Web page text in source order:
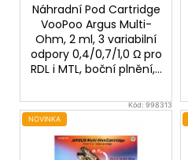
Náhradní Pod Cartridge
VooPoo Argus Multi-
Ohm, 2 ml, 3 variabilní
odpory 0,4/0,7/1,0 Ω pro
RDL i MTL, boční plnění,...
Kód:998313
NOVINKA
e
m